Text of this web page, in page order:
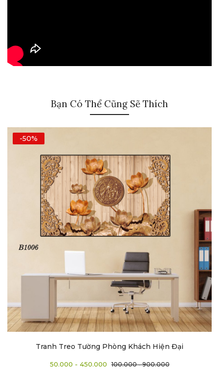
Bạn Có Thể Cũng Sẽ Thích
-50%
Tranh Treo Tường Phòng Khách Hiện Đại
50.000 - 450.000 100.000 - 900.000